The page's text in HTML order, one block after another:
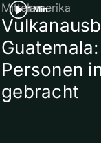
1 Min
Mittelamerika
Personen
gebracht